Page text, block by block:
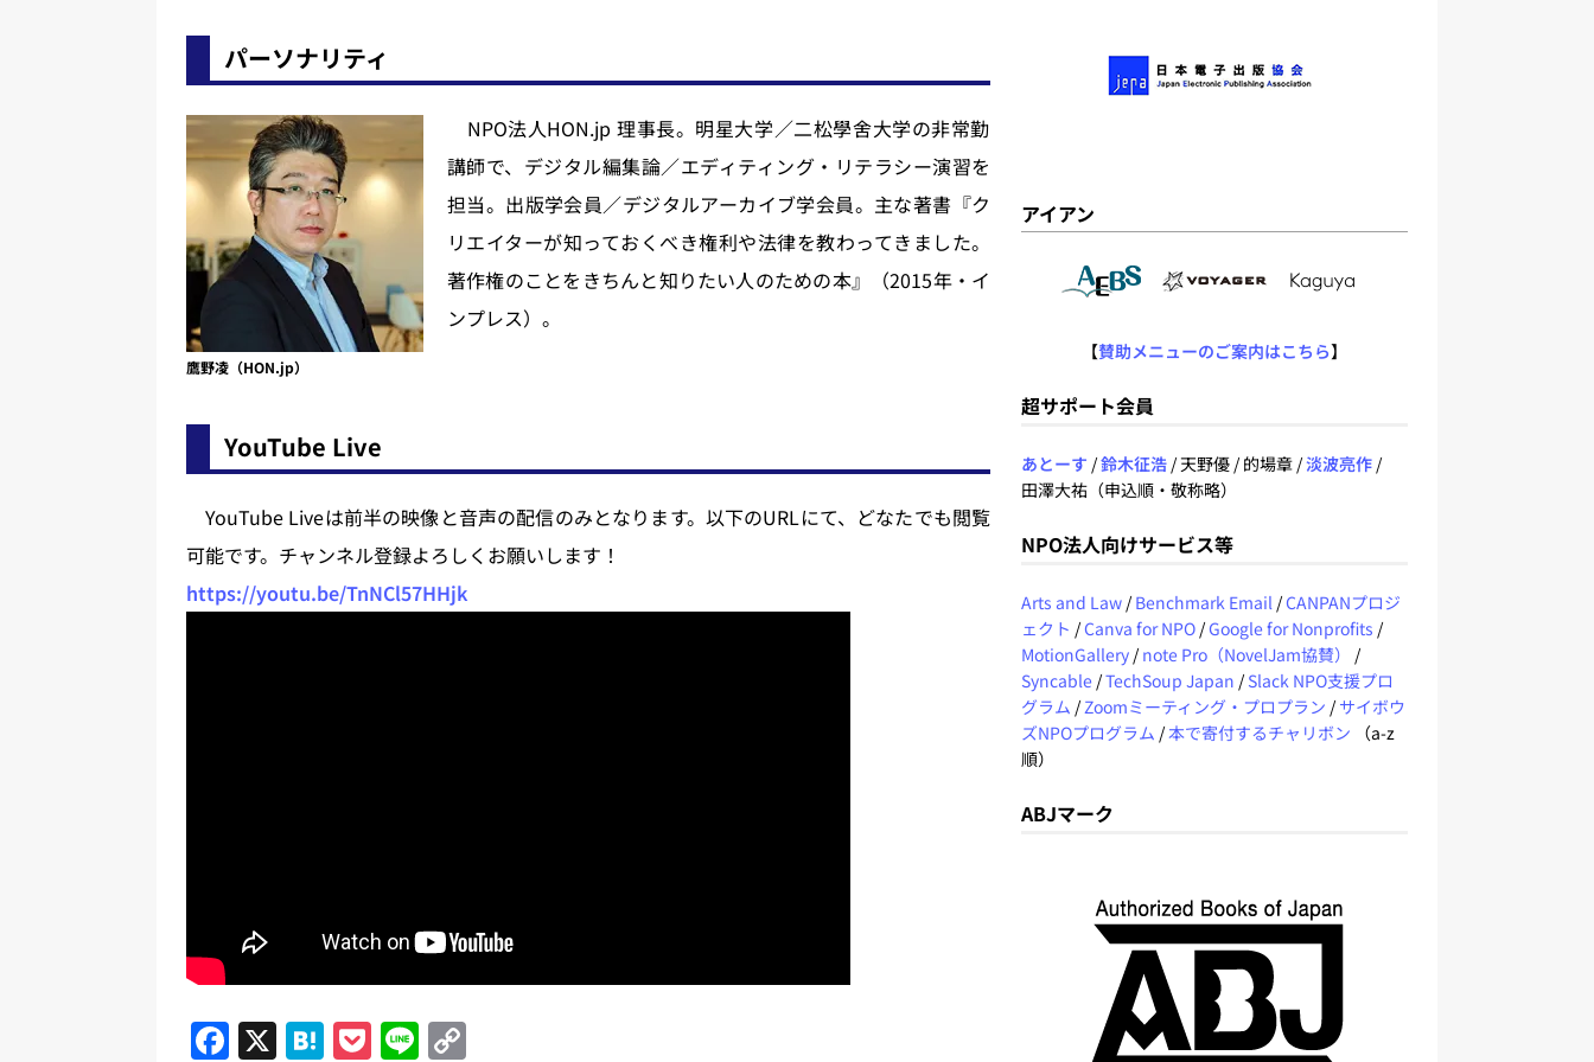
パーソナリティ
鷹野凌（HON.jp）
NPO法人HON.jp 理事長。明星大学／二松學舍大学の非常勤
講師で、デジタル編集論／エディティング・リテラシー演習を
担当。出版学会員／デジタルアーカイブ学会員。主な著書『ク
リエイターが知っておくべき権利や法律を教わってきました。
著作権のことをきちんと知りたい人のための本』（2015年・イ
ンプレス）。
YouTube Live
YouTube Liveは前半の映像と音声の配信のみとなります。以下のURLにて、どなたでも閲覧
可能です。チャンネル登録よろしくお願いします！
https://youtu.be/TnNCl57HHjk
F X H P Li
アイアン
【賛助メニューのご案内はこちら】
超サポート会員
あとーす /鈴木征浩/ 天野優 / 的場章 /淡波亮作/
田澤大祐（申込順・敬称略）
NPO法人向けサービス等
Arts and Law/ Benchmark Email /CANPANプロジ
ェクト /Canva for NPO/Google for Nonprofits /
MotionGallery/ note Pro（NovelJam協賛）
/
Syncable/TechSoup Japan / Slack NPO支援プロ
グラム / Zoomミーティング・プロプラン / サイボウ
ズNPOプログラム /本で寄付するチャリボン （a-z
順）
ABJマーク